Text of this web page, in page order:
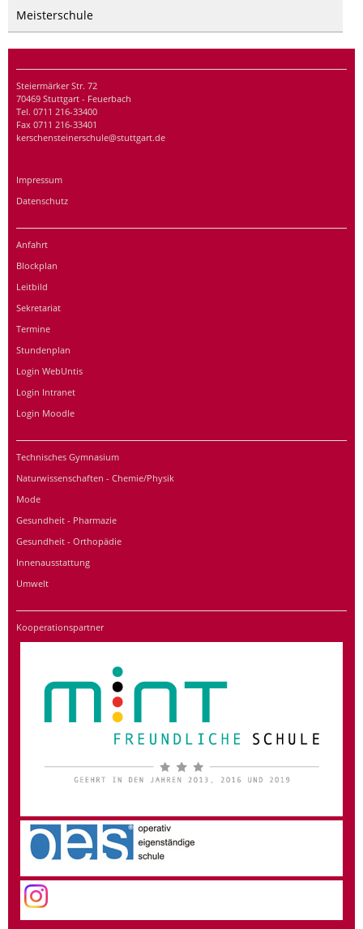
Meisterschule
Steiermärker Str. 72
70469 Stuttgart - Feuerbach
Tel. 0711 216-33400
Fax 0711 216-33401
kerschensteinerschule@stuttgart.de
Impressum
Datenschutz
Anfahrt
Blockplan
Leitbild
Sekretariat
Termine
Stundenplan
Login WebUntis
Login Intranet
Login Moodle
Technisches Gymnasium
Naturwissenschaften - Chemie/Physik
Mode
Gesundheit - Pharmazie
Gesundheit - Orthopädie
Innenausstattung
Umwelt
Kooperationspartner